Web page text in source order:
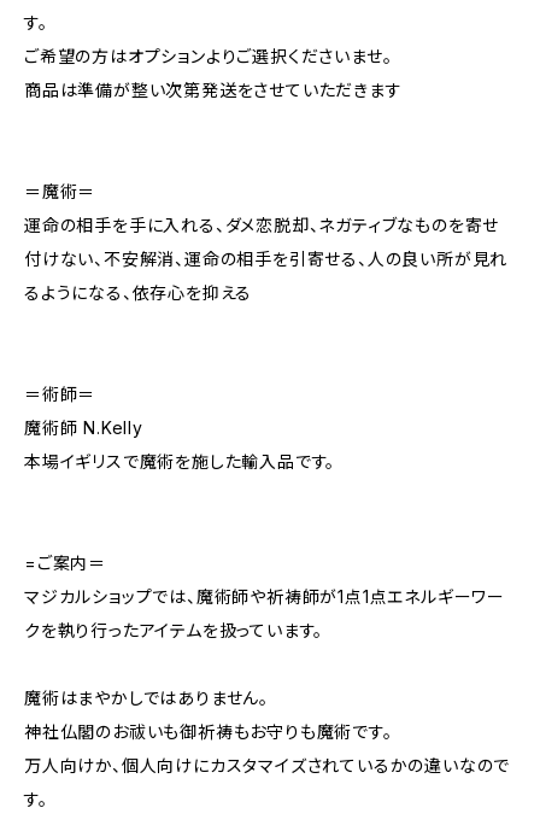
す。
ご希望の方はオプションよりご選択くださいませ。
商品は準備が整い次第発送をさせていただきます
＝魔術＝
運命の相手を手に入れる、ダメ恋脱却、ネガティブなものを寄せ
付けない、不安解消、運命の相手を引寄せる、人の良い所が見れ
るようになる、依存心を抑える
＝術師＝
魔術師 N.Kelly
本場イギリスで魔術を施した輸入品です。
=ご案内＝
マジカルショップでは、魔術師や祈祷師が1点1点エネルギーワー
クを執り行ったアイテムを扱っています。
魔術はまやかしではありません。
神社仏閣のお祓いも御祈祷もお守りも魔術です。
万人向けか、個人向けにカスタマイズされているかの違いなので
す。